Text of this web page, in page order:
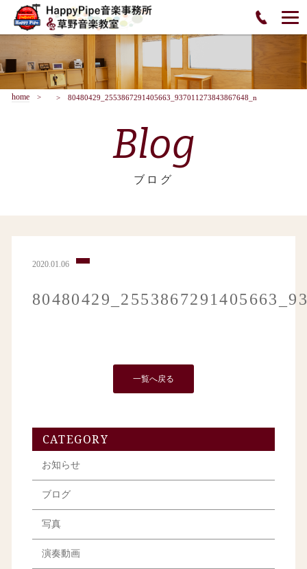
home 80480429_2553867291405663_937011273843867648_n
Blog
ブログ
2020.01.06
一覧へ戻る
CATEGORY
お知らせ
ブログ
写真
演奏動画